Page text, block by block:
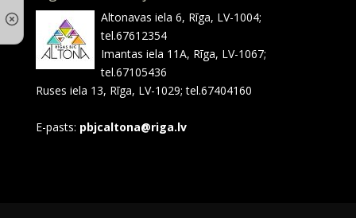
Altonavas iela 6, Rīga, LV-1004;
tel.67612354
Imantas iela 11A, Rīga, LV-1067;
tel.67105436
Ruses iela 13, Rīga, LV-1029; tel.67404160
E-pasts: pbjcaltona@riga.lv